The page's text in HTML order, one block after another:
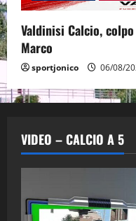
Valdinisi Calcio,
Marco
sportjonico 06/08/
VIDEO – CALCIO A 5